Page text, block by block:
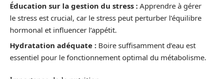
Éducation sur la gestion du stress : Apprendre à gérer
le stress est crucial, car le stress peut perturber l’équilibre
hormonal et influencer l’appétit.
Hydratation adéquate : Boire suffisamment d’eau est
essentiel pour le fonctionnement optimal du métabolisme.